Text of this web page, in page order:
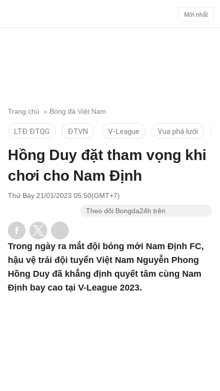
Mới nhất
Trang chủ Bóng đá Việt Nam
LTĐ ĐTQG ĐTVN V-League Vua phá lưới
Hồng Duy đặt tham vọng khi
chơi cho Nam Định
Thứ Bảy 21/01/2023 05:50(GMT+7)
Theo dõi Bongda24h trên
Trong ngày ra mắt đội bóng mới Nam Định FC,
hậu vệ trái đội tuyển Việt Nam Nguyễn Phong
Hồng Duy đã khẳng định quyết tâm cùng Nam
Định bay cao tại V-League 2023.